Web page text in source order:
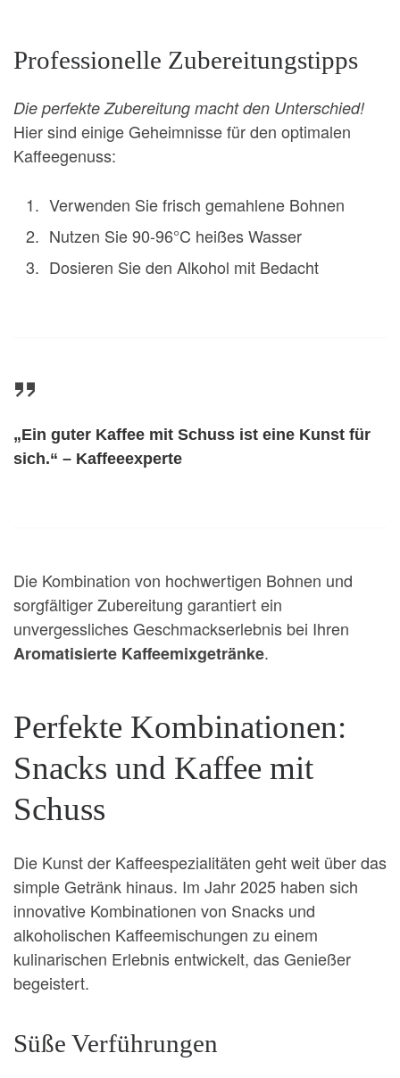
Professionelle Zubereitungstipps
Die perfekte Zubereitung macht den Unterschied!
Hier sind einige Geheimnisse für den optimalen
Kaffeegenuss:
Verwenden Sie frisch gemahlene Bohnen
Nutzen Sie 90-96°C heißes Wasser
Dosieren Sie den Alkohol mit Bedacht
„Ein guter Kaffee mit Schuss ist eine Kunst für
sich.“ – Kaffeeexperte
Die Kombination von hochwertigen Bohnen und
sorgfältiger Zubereitung garantiert ein
unvergessliches Geschmackserlebnis bei Ihren
Aromatisierte Kaffeemixgetränke.
Perfekte Kombinationen:
Snacks und Kaffee mit
Schuss
Die Kunst der Kaffeespezialitäten geht weit über das
simple Getränk hinaus. Im Jahr 2025 haben sich
innovative Kombinationen von Snacks und
alkoholischen Kaffeemischungen zu einem
kulinarischen Erlebnis entwickelt, das Genießer
begeistert.
Süße Verführungen